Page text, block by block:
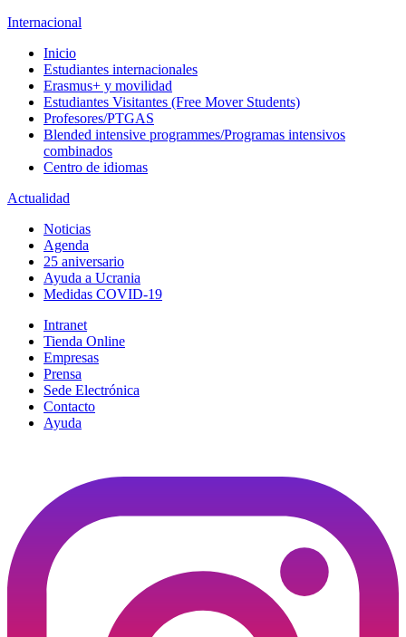
Internacional
Inicio
Estudiantes internacionales
Erasmus+ y movilidad
Estudiantes Visitantes (Free Mover Students)
Profesores/PTGAS
Blended intensive programmes/Programas intensivos
combinados
Centro de idiomas
Actualidad
Noticias
Agenda
25 aniversario
Ayuda a Ucrania
Medidas COVID-19
Intranet
Tienda Online
Empresas
Prensa
Sede Electrónica
Contacto
Ayuda